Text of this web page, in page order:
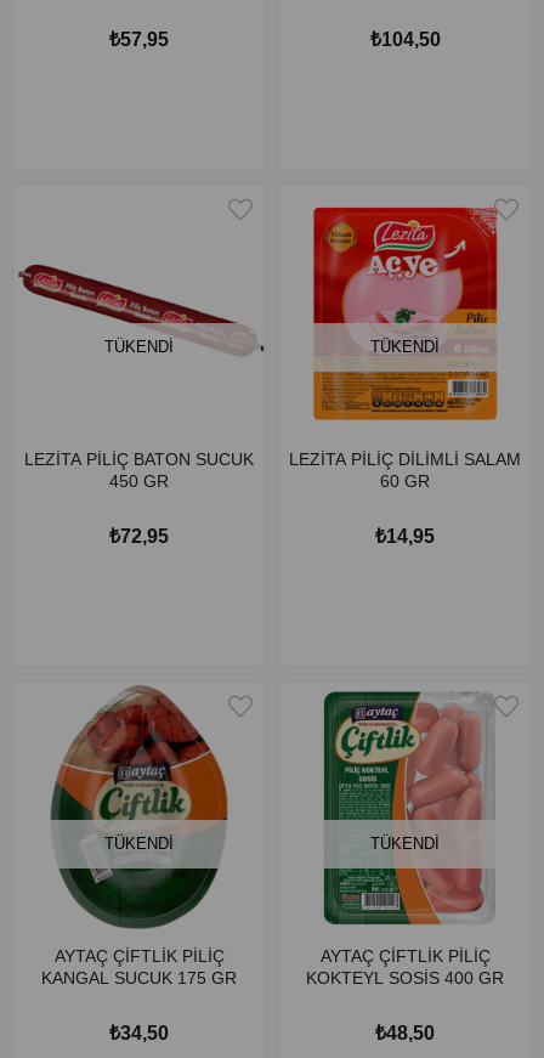
₺57,95 ₺104,50
TÜKENDI
LEZİTA PİLİÇ BATON SUCUK
450 GR
₺72,95
TÜKENDI
LEZİTA PİLİÇ DİLİMLİ SALAM
60 GR
₺14,95
TÜKENDI
AYTAÇ ÇİFTLİK PİLİÇ
KANGAL SUCUK 175 GR
₺34,50
TÜKENDI
AYTAÇ ÇİFTLİK PİLİÇ
KOKTEYL SOSİS 400 GR
₺48,50